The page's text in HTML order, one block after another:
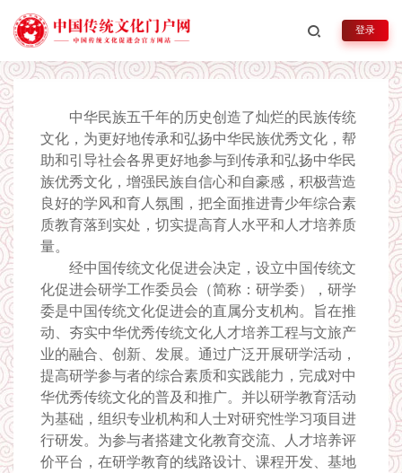
登录
中国传统文化促进会研学教育
项目介绍
华文脉
中华民族五千年的历史创造了灿烂的民族传统
文化，为更好地传承和弘扬中华民族优秀文化，帮
助和引导社会各界更好地参与到传承和弘扬中华民
族优秀文化，增强民族自信心和自豪感，积极营造
良好的学风和育人氛围，把全面推进青少年综合素
质教育落到实处，切实提高育人水平和人才培养质
量。
经中国传统文化促进会决定，设立中国传统文
化促进会研学工作委员会（简称：研学委），研学
委是中国传统文化促进会的直属分支机构。旨在推
动、夯实中华优秀传统文化人才培养工程与文旅产
业的融合、创新、发展。通过广泛开展研学活动，
提高研学参与者的综合素质和实践能力，完成对中
华优秀传统文化的普及和推广。并以研学教育活动
为基础，组织专业机构和人士对研究性学习项目进
行研发。为参与者搭建文化教育交流、人才培养评
价平台，在研学教育的线路设计、课程开发、基地